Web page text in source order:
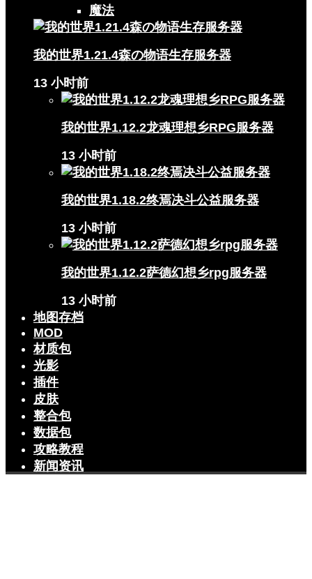
魔法
我的世界1.21.4森の物语生存服务器
13 小时前
我的世界1.12.2龙魂理想乡RPG服务器
13 小时前
我的世界1.18.2终焉决斗公益服务器
13 小时前
我的世界1.12.2萨德幻想乡rpg服务器
13 小时前
地图存档
MOD
材质包
光影
插件
皮肤
整合包
数据包
攻略教程
新闻资讯